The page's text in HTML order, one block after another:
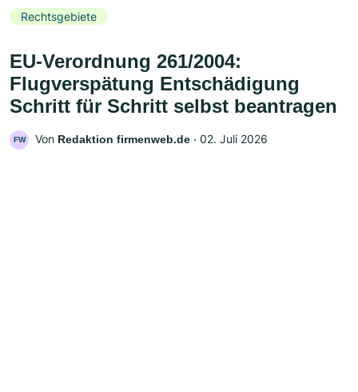
Rechtsgebiete
EU-Verordnung 261/2004:
Flugverspätung Entschädigung
Schritt für Schritt selbst beantragen
FW Von Redaktion firmenweb.de ‧ 02. Juli 2026